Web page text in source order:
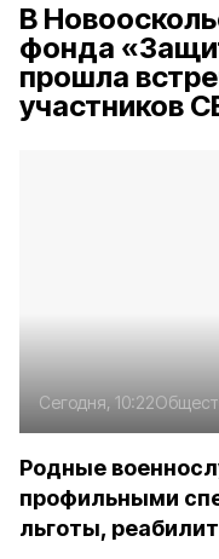
В
фонда
прошла
участников
Сегодня, 10:22
Родные
профильными
льготы,